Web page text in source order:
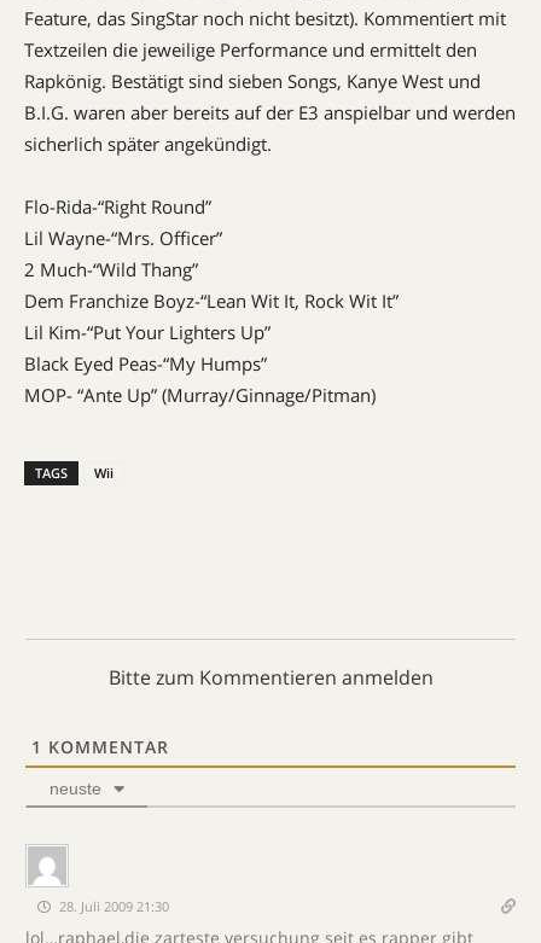
Feature, das SingStar noch nicht besitzt). Kommentiert mit
Textzeilen die jeweilige Performance und ermittelt den
Rapkönig. Bestätigt sind sieben Songs, Kanye West und
B.I.G. waren aber bereits auf der E3 anspielbar und werden
sicherlich später angekündigt.
Flo-Rida-“Right Round”
Lil Wayne-“Mrs. Officer”
2 Much-“Wild Thang”
Dem Franchize Boyz-“Lean Wit It, Rock Wit It”
Lil Kim-“Put Your Lighters Up”
Black Eyed Peas-“My Humps”
MOP- “Ante Up” (Murray/Ginnage/Pitman)
TAGS Wii
Bitte zum Kommentieren anmelden
1 KOMMENTAR
neuste
28. Juli 2009 21:30
lol…raphael,die zarteste versuchung seit es rapper gibt